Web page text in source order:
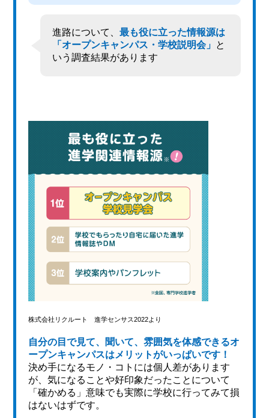
進路について、最も役に立った情報源は
「オープンキャンパス・学校説明会」 と
いう調査結果があります
株式会社リクルート 進学センサス2022より
自分の目で見て、聞いて、雰囲気を体感できるオ
ープンキャンパスはメリットがいっぱいです！
決め手になるモノ・コトには個人差があります
が、気になることや好印象だったことについて
「確かめる」意味でも実際に学校に行ってみて損
はないはずです。